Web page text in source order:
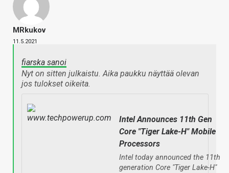
MRkukov
11.5.2021
fiarska sanoi
Nyt on sitten julkaistu. Aika paukku näyttää olevan
jos tulokset oikeita.
Intel Announces 11th Gen
Core "Tiger Lake-H" Mobile
Processors
Intel today announced the 11th
generation Core "Tiger Lake-H"